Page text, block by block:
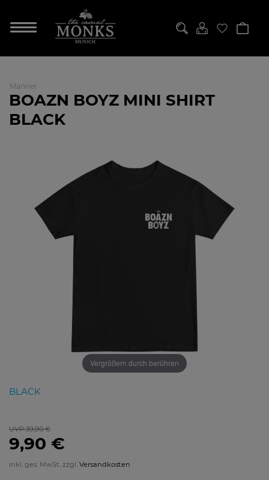
Männer
BOAZN BOYZ MINI SHIRT
BLACK
Vergrößern durch berühren
BLACK
UVP 39,90 €
9,90 €
inkl. ges. MwSt. zzgl. Versandkosten